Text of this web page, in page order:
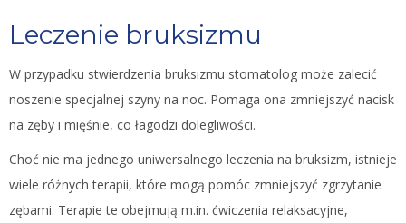
Leczenie bruksizmu
W przypadku stwierdzenia bruksizmu stomatolog może zalecić
noszenie specjalnej szyny na noc. Pomaga ona zmniejszyć nacisk
na zęby i mięśnie, co łagodzi dolegliwości.
Choć nie ma jednego uniwersalnego leczenia na bruksizm, istnieje
wiele różnych terapii, które mogą pomóc zmniejszyć zgrzytanie
zębami. Terapie te obejmują m.in. ćwiczenia relaksacyjne,